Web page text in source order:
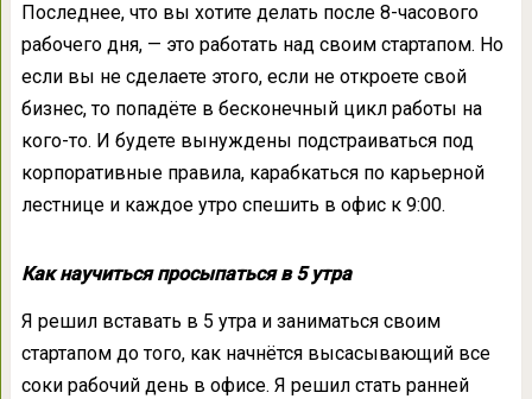
Последнее, что вы хотите делать после 8-часового
рабочего дня, — это работать над своим стартапом. Но
если вы не сделаете этого, если не откроете свой
бизнес, то попадёте в бесконечный цикл работы на
кого-то. И будете вынуждены подстраиваться под
корпоративные правила, карабкаться по карьерной
лестнице и каждое утро спешить в офис к 9:00.
Как научиться просыпаться в 5 утра
Я решил вставать в 5 утра и заниматься своим
стартапом до того, как начнётся высасывающий все
соки рабочий день в офисе. Я решил стать ранней